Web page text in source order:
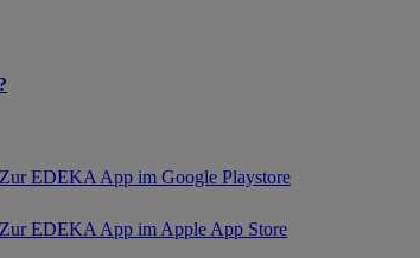
Zur EDEKA App im Google Playstore
Zur EDEKA App im Apple App Store